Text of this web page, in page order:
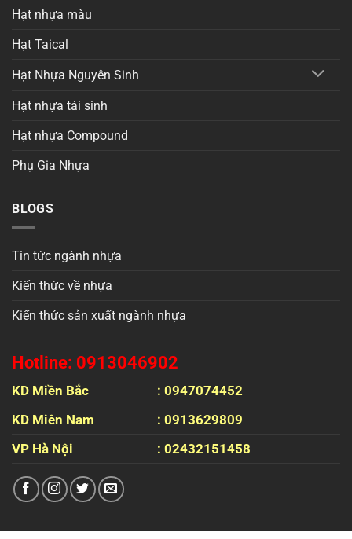
Hạt nhựa màu
Hạt Taical
Hạt Nhựa Nguyên Sinh
Hạt nhựa tái sinh
Hạt nhựa Compound
Phụ Gia Nhựa
BLOGS
Tin tức ngành nhựa
Kiến thức về nhựa
Kiến thức sản xuất ngành nhựa
Hotline: 0913046902
KD Miền Bắc
: 0947074452
KD Miên Nam
: 0913629809
VP Hà Nội
: 02432151458